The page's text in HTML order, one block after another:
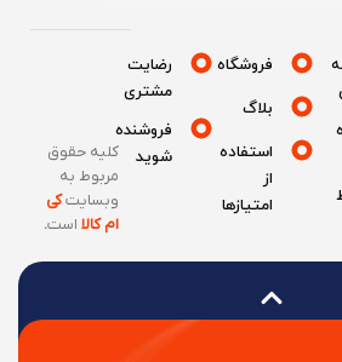
فروشگاه
بلاگ
استفاده
امتیازها
رضایت
مشتری
فروشنده
شوید
کلیه حقوق
مربوط به
وبسایتکی
ام کالااست.